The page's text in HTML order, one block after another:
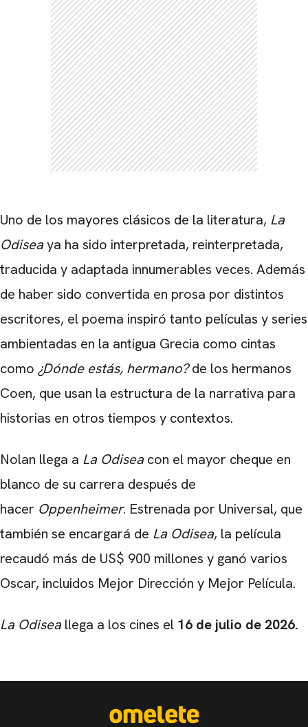
Uno de los mayores clásicos de la literatura, La
Odiseaya ha sido interpretada, reinterpretada,
traducida y adaptada innumerables veces. Además
de haber sido convertida en prosa por distintos
escritores, el poema inspiró tanto películas y series
ambientadas en la antigua Grecia como cintas
como ¿Dónde estás, hermano?de los hermanos
Coen, que usan la estructura de la narrativa para
historias en otros tiempos y contextos.
Nolan llega a La Odiseacon el mayor cheque en
blanco de su carrera después de
hacer Oppenheimer. Estrenada por Universal, que
también se encargará de La Odisea, la película
recaudó más de US$ 900 millones y ganó varios
Oscar, incluidos Mejor Dirección y Mejor Película.
La Odiseallega a los cines el 16 de julio de 2026.